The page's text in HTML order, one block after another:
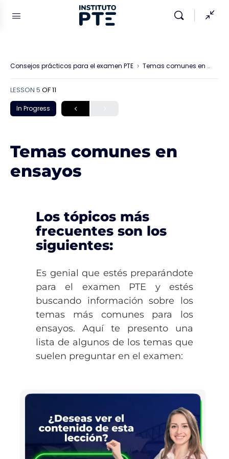
Consejos prácticos para el examen PTE Temas comunes en ensayos
LESSON 5 OF 11
In Progress
Temas comunes en
ensayos
Los tópicos más
frecuentes son los
siguientes:
Es genial que estés preparándote
para el examen PTE y estés
buscando información sobre los
temas más comunes para los
ensayos. Aquí te presento una
lista de algunos de los temas que
suelen preguntar en el examen: